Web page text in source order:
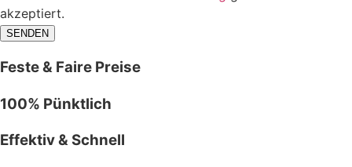
akzeptiert.
SENDEN
Feste & Faire Preise
100% Pünktlich
Effektiv & Schnell